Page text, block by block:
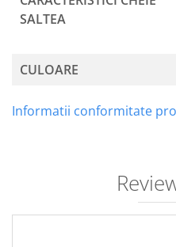
SALTEA
CULOARE
Informatii conformitate